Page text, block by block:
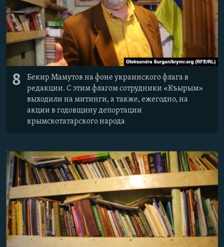
8
Бекир Мамутов на фоне украинского флага в
редакции. С этим флагом сотрудники «Къырым»
выходили на митинги, а также, ежегодно, на
акции в годовщину депортации
крымскотатарского народа